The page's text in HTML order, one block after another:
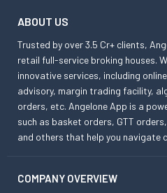
ABOUT US
Trusted by over 3.5 Cr+ clients,
retail full-service broking houses.
innovative services, including
advisory, margin trading facility,
orders, etc. Angelone App is a
such as basket orders, GTT
and others that help you navigate
COMPANY OVERVIEW